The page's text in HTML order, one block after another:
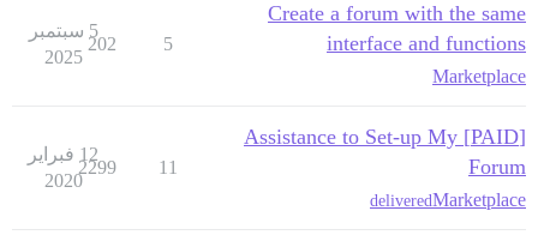
Create a forum with the same
interface and functions
Marketplace
5
202
5 سبتمبر
2025
[PAID] Assistance to Set-up My
Forum
Marketplace
delivered
11
2299
12 فبراير
2020